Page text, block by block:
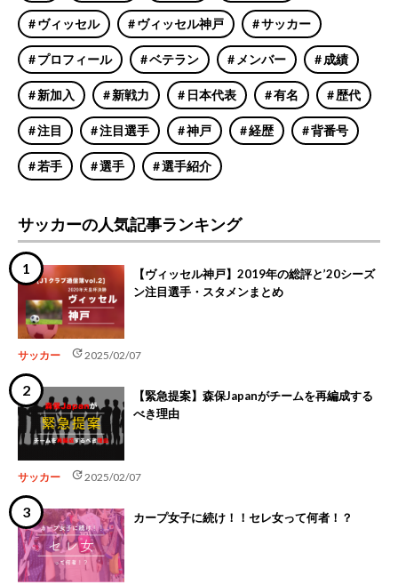
ヴィッセル ヴィッセル神戸 サッカー
プロフィール ベテラン メンバー 成績
新加入 新戦力 日本代表 有名 歴代
注目 注目選手 神戸 経歴 背番号
若手 選手 選手紹介
サッカーの人気記事ランキング
【ヴィッセル神戸】2019年の総評と’20シーズ
ン注目選手・スタメンまとめ
サッカー update2025/02/07
【緊急提案】森保Japanがチームを再編成する
べき理由
サッカー update2025/02/07
カープ女子に続け！！セレ女って何者！？